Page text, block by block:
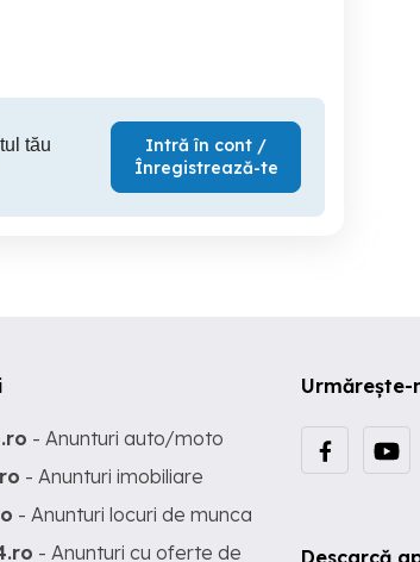
tău
Intră în cont /
Înregistrează-te
Urmărește-
Descarcă
- Anunturi auto/moto
- Anunturi imobiliare
- Anunturi locuri de munca
- Anunturi cu oferte de